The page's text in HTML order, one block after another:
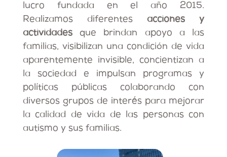
lucro fundada en el año 2015.
Realizamos diferentes acciones y
actividadesque brindan apoyo a las
familias, visibilizan una condición de vida
aparentemente invisible, concientizan a
la sociedad e impulsan programas y
políticas públicas colaborando con
diversos grupos de interés para mejorar
la calidad de vida de las personas con
autismo y sus familias.